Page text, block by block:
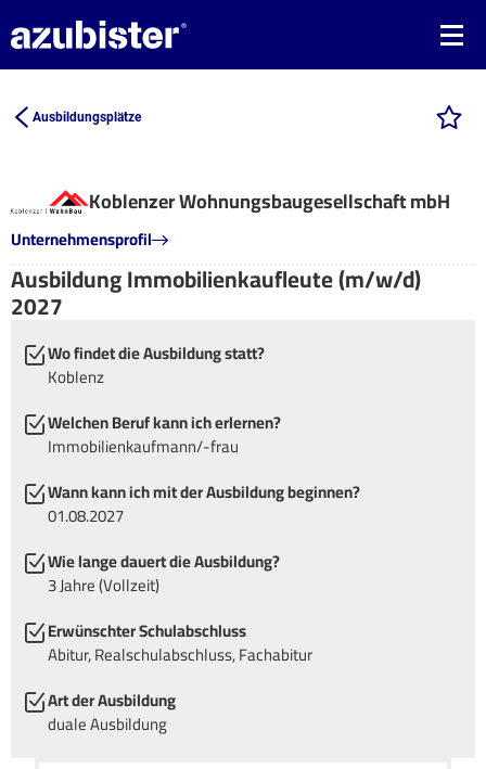
Ausbildungsplätze
Koblenzer Wohnungsbaugesellschaft mbH
Unternehmensprofil
Ausbildung Immobilienkaufleute (m/w/d)
2027
Wo findet die Ausbildung statt?
Koblenz
Welchen Beruf kann ich erlernen?
Immobilienkaufmann/-frau
Wann kann ich mit der Ausbildung beginnen?
01.08.2027
Wie lange dauert die Ausbildung?
3 Jahre (Vollzeit)
Erwünschter Schulabschluss
Abitur, Realschulabschluss, Fachabitur
Art der Ausbildung
duale Ausbildung